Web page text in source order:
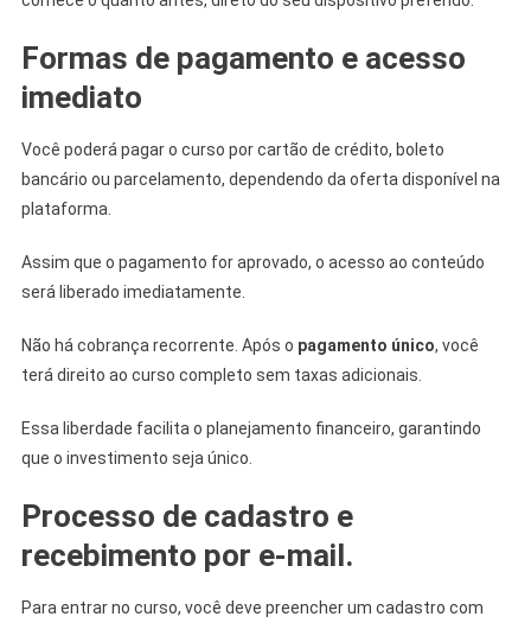
Formas de pagamento e acesso
imediato
Você poderá pagar o curso por cartão de crédito, boleto
bancário ou parcelamento, dependendo da oferta disponível na
plataforma.
Assim que o pagamento for aprovado, o acesso ao conteúdo
será liberado imediatamente.
Não há cobrança recorrente. Após o pagamento único, você
terá direito ao curso completo sem taxas adicionais.
Essa liberdade facilita o planejamento financeiro, garantindo
que o investimento seja único.
Processo de cadastro e
recebimento por e-mail.
Para entrar no curso, você deve preencher um cadastro com